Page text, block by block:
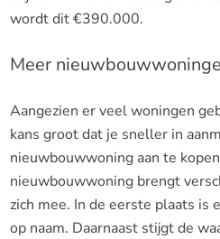
wordt dit €390.000.
Meer
Aangezien er veel woningen
kans groot dat je sneller in
nieuwbouwwoning aan te
nieuwbouwwoning brengt
zich mee. In de eerste plaats is
op naam. Daarnaast stijgt de